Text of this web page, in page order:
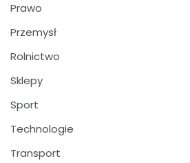
Prawo
Przemysł
Rolnictwo
Sklepy
Sport
Technologie
Transport